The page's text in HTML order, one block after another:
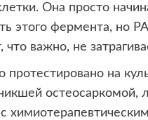
Она просто
этого фермента, но
важно, не
на